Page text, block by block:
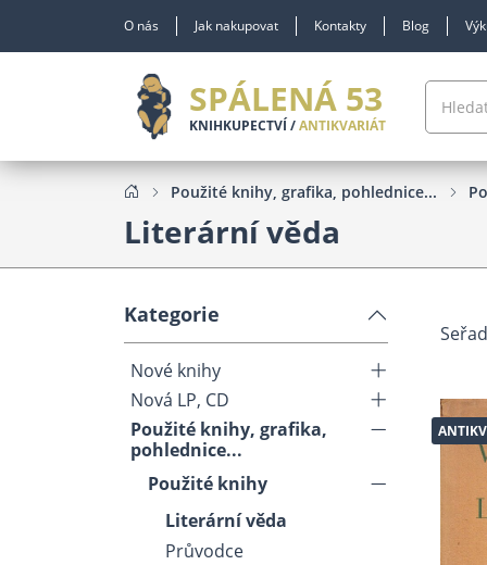
O nás Jak nakupovat Kontakty Blog
SPÁLENÁ 53
KNIHKUPECTVÍ /ANTIKVARIÁT
Použité knihy, grafika, pohlednice...
Literární věda
Kategorie
Nové knihy
Nová LP, CD
Použité knihy, grafika,
pohlednice...
Použité knihy
Literární věda
Průvodce